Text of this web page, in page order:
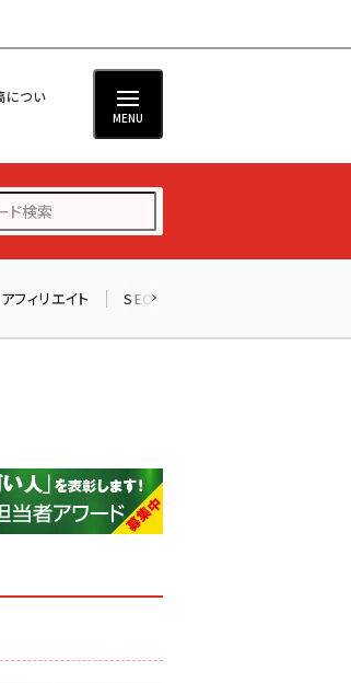
につい
MENU
クル (1115)
(1070)
アフィリエイト SEO